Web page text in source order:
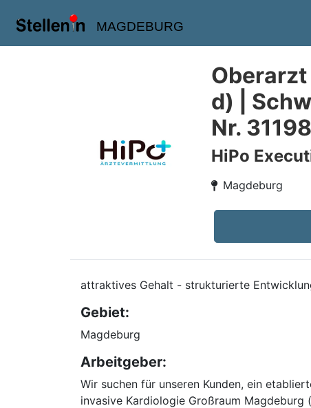
MAGDEBURG
d) |
Nr. 31198
HiPo
Magdeburg
attraktives Gehalt - strukturierte
Gebiet:
Magdeburg
Arbeitgeber:
Wir suchen für unseren Kunden, ein
invasive Kardiologie Großraum